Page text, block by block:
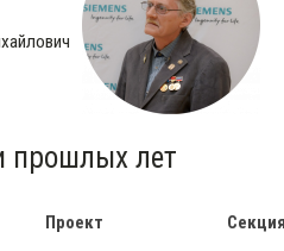
прошлых лет
Проект